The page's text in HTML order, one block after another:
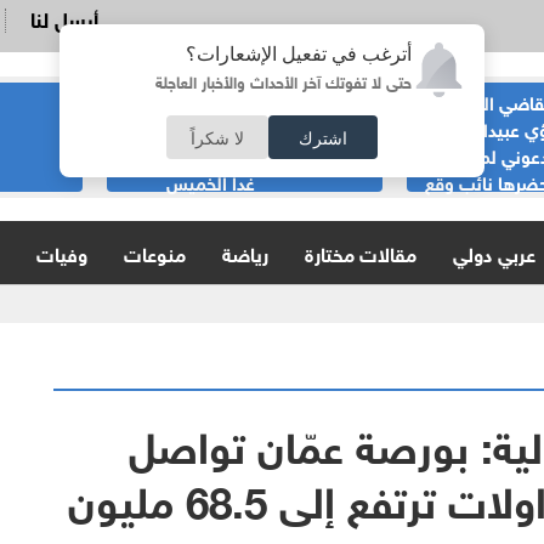
أترغب في تفعيل الإشعارات؟
حتى لا تفوتك آخر الأحداث والأخبار العاجلة
اشترك لا شكراً
أرسل لنا
السابق
عبيدات :لا
لمناسبة
نائب وقع
الحياصات ينفي
صحة انباء صدور
نتائج الثانوية العامة
غدا الخميس
عربي دولي مقالات مختارة رياضة منوعات وفيات
بورصة عمّان تواصل
صعودها الأسبوعي والتداولات ترتفع إلى 68.5 مليون